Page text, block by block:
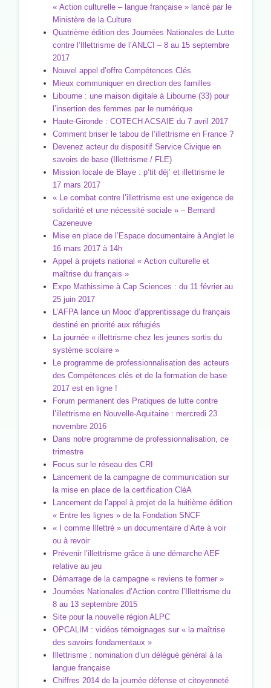
« Action culturelle – langue française » lancé par le
Ministère de la Culture
Quatrième édition des Journées Nationales de Lutte
contre l’Illettrisme de l’ANLCI – 8 au 15 septembre
2017
Nouvel appel d’offre Compétences Clés
Mieux communiquer en direction des familles
Libourne : une maison digitale à Libourne (33) pour
l’insertion des femmes par le numérique
Haute-Gironde : COTECH ACSAIE du 7 avril 2017
Comment briser le tabou de l’illettrisme en France ?
Devenez acteur du dispositif Service Civique en
savoirs de base (Illettrisme / FLE)
Mission locale de Blaye : p’tit déj’ et illettrisme le
17 mars 2017
« Le combat contre l’illettrisme est une exigence de
solidarité et une nécessité sociale » – Bernard
Cazeneuve
Mise en place de l’Espace documentaire à Anglet le
16 mars 2017 à 14h
Appel à projets national « Action culturelle et
maîtrise du français »
Expo Mathissime à Cap Sciences : du 11 février au
25 juin 2017
L’AFPA lance un Mooc d’apprentissage du français
destiné en priorité aux réfugiés
La journée « illettrisme chez les jeunes sortis du
système scolaire »
Le programme de professionnalisation des acteurs
des Compétences clés et de la formation de base
2017 est en ligne !
Forum permanent des Pratiques de lutte contre
l’illettrisme en Nouvelle-Aquitaine : mercredi 23
novembre 2016
Dans notre programme de professionnalisation, ce
trimestre
Focus sur le réseau des CRI
Lancement de la campagne de communication sur
la mise en place de la certification CléA
Lancement de l’appel à projet de la huitième édition
« Entre les lignes » de la Fondation SNCF
« I comme Illettré » un documentaire d’Arte à voir
ou à revoir
Prévenir l’illettrisme grâce à une démarche AEF
relative au jeu
Démarrage de la campagne « reviens te former »
Journées Nationales d’Action contre l’Illettrisme du
8 au 13 septembre 2015
Site pour la nouvelle région ALPC
OPCALIM : vidéos témoignages sur « la maîtrise
des savoirs fondamentaux »
Illettrisme : nomination d’un délégué général à la
langue française
Chiffres 2014 de la journée défense et citoyenneté